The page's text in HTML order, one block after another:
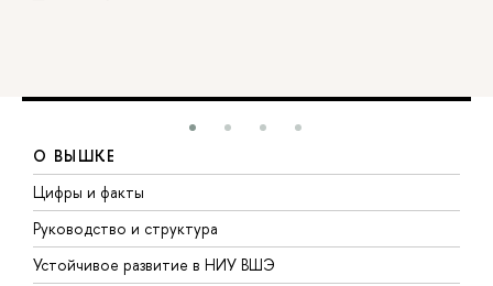
О ВЫШКЕ
Цифры и факты
Руководство и структура
Устойчивое развитие в НИУ ВШЭ